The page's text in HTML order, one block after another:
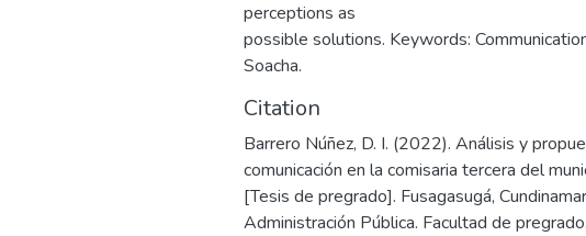
perceptions as
possible solutions. Keywords:
Soacha.
Citation
Barrero Núñez, D. I. (2022). Análisis y
comunicación en la comisaria tercera del
[Tesis de pregrado]. Fusagasugá,
Administración Pública. Facultad de